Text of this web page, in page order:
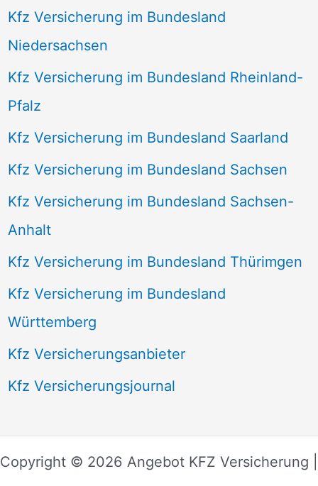
Kfz Versicherung im Bundesland
Niedersachsen
Kfz Versicherung im Bundesland Rheinland-
Pfalz
Kfz Versicherung im Bundesland Saarland
Kfz Versicherung im Bundesland Sachsen
Kfz Versicherung im Bundesland Sachsen-
Anhalt
Kfz Versicherung im Bundesland Thürimgen
Kfz Versicherung im Bundesland
Württemberg
Kfz Versicherungsanbieter
Kfz Versicherungsjournal
Copyright © 2026 Angebot KFZ Versicherung |